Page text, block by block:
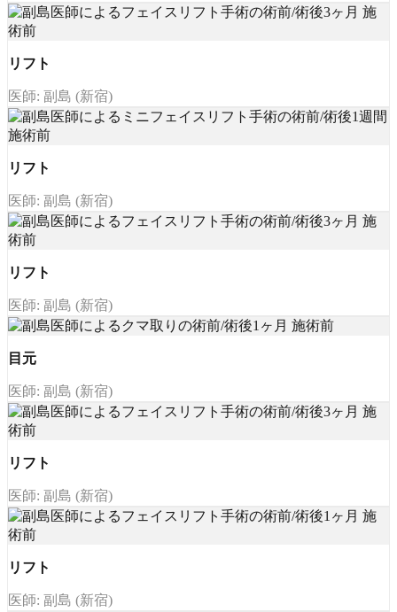
リフト
医師: 副島 (新宿)
リフト
医師: 副島 (新宿)
リフト
医師: 副島 (新宿)
目元
医師: 副島 (新宿)
リフト
医師: 副島 (新宿)
リフト
医師: 副島 (新宿)